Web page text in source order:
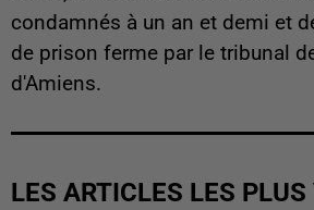
condamnés à un an et demi et
de prison ferme par le tribunal
d'Amiens.
LES ARTICLES LES PLUS